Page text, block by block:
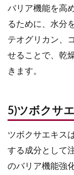
バリア機能を高
るために、水分
テオグリカン、
せることで、乾
きます。
5)ツボクサ
ツボクサエキス
する成分として
のバリア機能強